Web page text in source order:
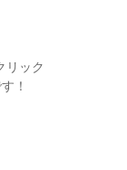
リック
！